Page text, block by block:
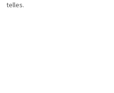
telles.